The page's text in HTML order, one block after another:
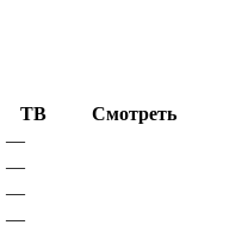
ТВ
Смот­реть
—
—
—
—